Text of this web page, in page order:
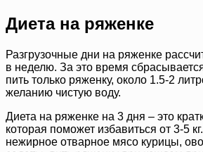
Диета на ряженке
Разгрузочные дни на ряженке
в неделю. За это время
пить только ряженку, около 1.5-2
желанию чистую воду.
Диета на ряженке на 3 дня – это
которая поможет избавиться от 3-5
нежирное отварное мясо курицы,